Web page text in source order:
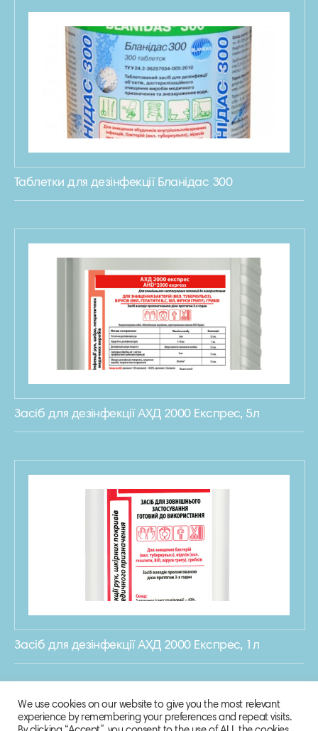
Таблетки для дезінфекції Бланідас 300
Засіб для дезінфекції АХД 2000 Експрес, 5л
Засіб для дезінфекції АХД 2000 Експрес, 1л
We use cookies on our website to give you the most relevant
experience by remembering your preferences and repeat visits.